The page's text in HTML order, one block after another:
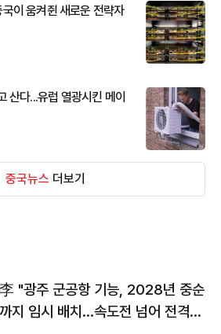
이 움켜쥔 새로운 전략자
산다...유럽 열광시킨 메이
중국뉴스 더보기
李 "광주 군공항 기능, 2028년 중순
까지 임시 배치…속도전 넘어 전격